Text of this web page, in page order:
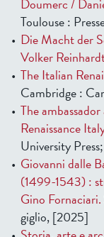
Doumerc /
Toulouse :
Die Macht der
Volker
The Italian
Cambridge :
The
Renaissance
University
Giovanni dalle
(1499-1543) :
Gino Fornaciari.
giglio, [2025]